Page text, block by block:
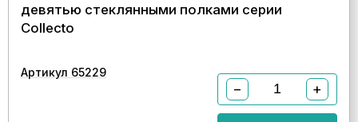
девятью стеклянными полками серии
Collecto
Артикул 65229
− +